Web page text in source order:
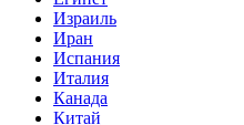
Израиль
Иран
Испания
Италия
Канада
Китай